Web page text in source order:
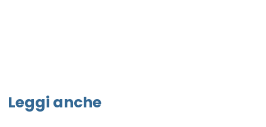
Leggi anche